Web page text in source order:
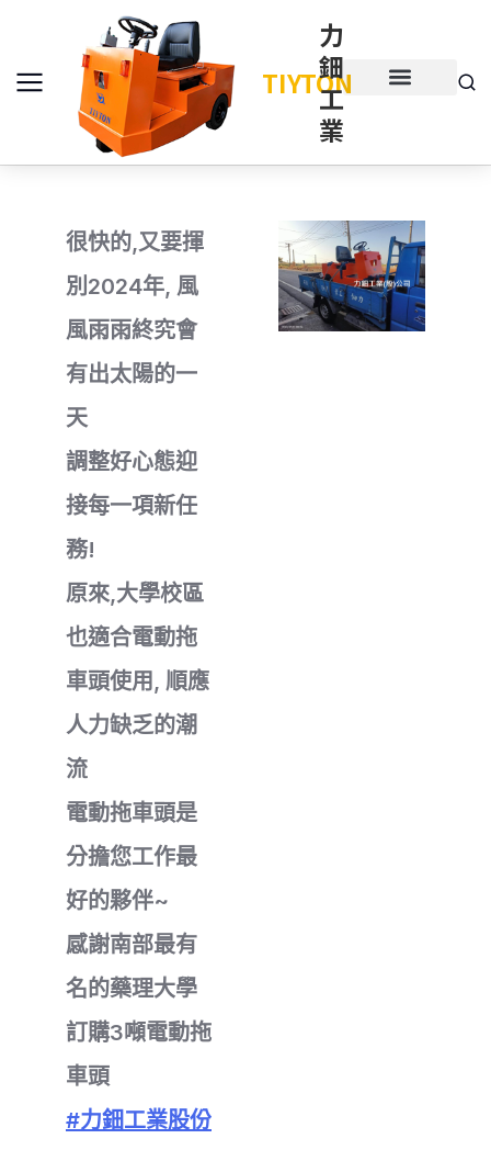
TIYTON
力
鈿
工
業
很快的,又要揮
別2024年, 風
風雨雨終究會
有出太陽的一
天
調整好心態迎
接每一項新任
務!
原來,大學校區
也適合電動拖
車頭使用, 順應
人力缺乏的潮
流
電動拖車頭是
分擔您工作最
好的夥伴~
感謝南部最有
名的藥理大學
訂購3噸電動拖
車頭
#力鈿工業股份